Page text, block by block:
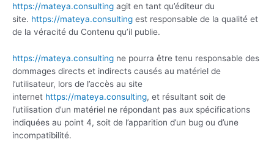
https://mateya.consulting agit en tant qu’éditeur du
site. https://mateya.consulting est responsable de la qualité et
de la véracité du Contenu qu’il publie.
https://mateya.consulting ne pourra être tenu responsable des
dommages directs et indirects causés au matériel de
l’utilisateur, lors de l’accès au site
internet https://mateya.consulting, et résultant soit de
l’utilisation d’un matériel ne répondant pas aux spécifications
indiquées au point 4, soit de l’apparition d’un bug ou d’une
incompatibilité.